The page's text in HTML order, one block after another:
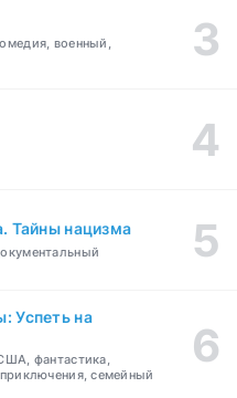
военный,
Тайны нацизма
Успеть на
фантастика,
семейный